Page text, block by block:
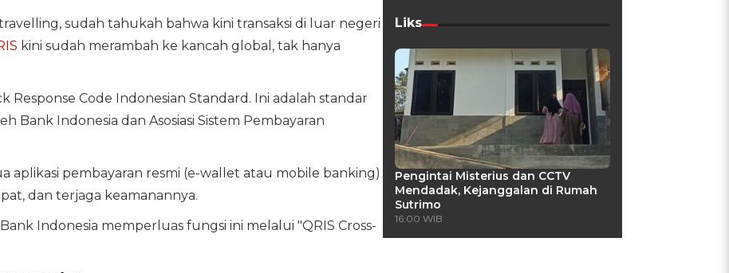
sudah tahukah bahwa kini transaksi di luar negeri
kini sudah merambah ke kancah global, tak hanya
Response Code Indonesian Standard. Ini adalah standar
Bank Indonesia dan Asosiasi Sistem Pembayaran
aplikasi pembayaran resmi (e-wallet atau mobile banking)
dan terjaga keamanannya.
Indonesia memperluas fungsi ini melalui "QRIS Cross-
Liks
Pengintai Misterius dan CCTV
Mendadak, Kejanggalan di Rumah
Sutrimo
16:00 WIB